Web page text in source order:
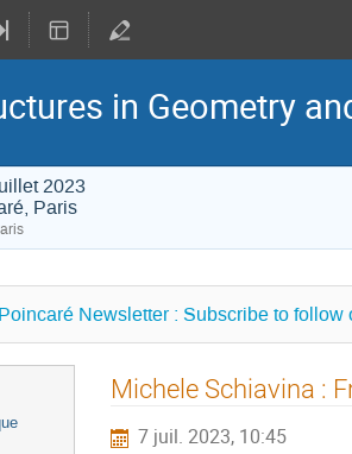
in Geometry
2023
Paris
Newsletter : Subscribe to follow
Michele Schiavina :
7 juil. 2023, 10:45